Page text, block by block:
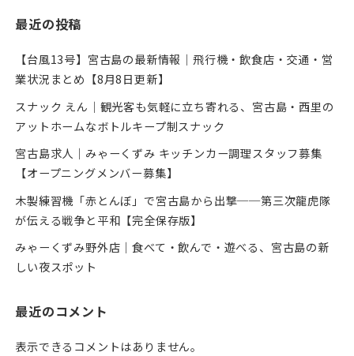
最近の投稿
【台風13号】宮古島の最新情報｜飛行機・飲食店・交通・営
業状況まとめ【8月8日更新】
スナック えん｜観光客も気軽に立ち寄れる、宮古島・西里の
アットホームなボトルキープ制スナック
宮古島求人｜みゃーくずみ キッチンカー調理スタッフ募集
【オープニングメンバー募集】
木製練習機「赤とんぼ」で宮古島から出撃──第三次龍虎隊
が伝える戦争と平和【完全保存版】
みゃーくずみ野外店｜食べて・飲んで・遊べる、宮古島の新
しい夜スポット
最近のコメント
表示できるコメントはありません。